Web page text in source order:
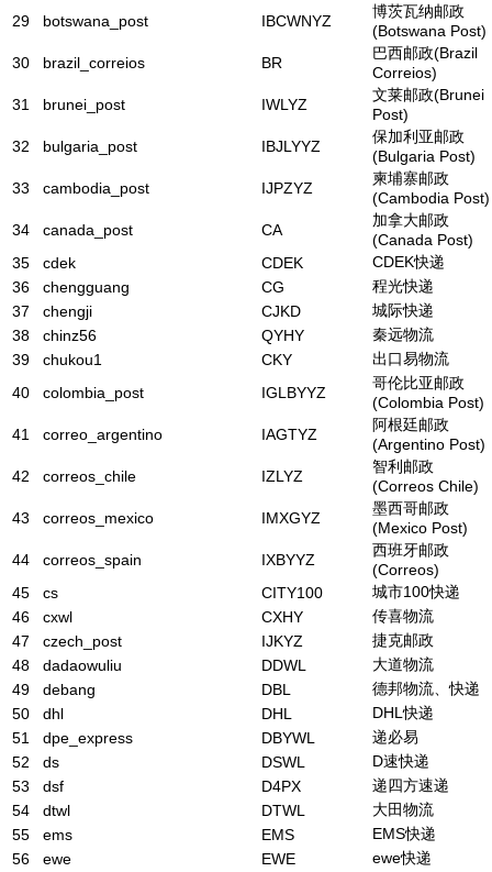
29
botswana_post IBCWNYZ
博茨瓦纳邮政
(Botswana Post)
30
brazil_correios BR
巴西邮政(Brazil
Correios)
31
brunei_post IWLYZ
文莱邮政(Brunei
Post)
32
bulgaria_post IBJLYYZ
保加利亚邮政
(Bulgaria Post)
33
cambodia_post IJPZYZ
柬埔寨邮政
(Cambodia Post)
34
canada_post CA
加拿大邮政
(Canada Post)
35
cdek CDEK
CDEK快递
36
chengguang CG
程光快递
37
chengji CJKD
城际快递
38
chinz56 QYHY
秦远物流
39
chukou1 CKY
出口易物流
40
colombia_post IGLBYYZ
哥伦比亚邮政
(Colombia Post)
41
correo_argentino IAGTYZ
阿根廷邮政
(Argentino Post)
42
correos_chile IZLYZ
智利邮政
(Correos Chile)
43
correos_mexico IMXGYZ
墨西哥邮政
(Mexico Post)
44
correos_spain IXBYYZ
西班牙邮政
(Correos)
45
cs CITY100
城市100快递
46
cxwl CXHY
传喜物流
47
czech_post IJKYZ
捷克邮政
48
dadaowuliu DDWL
大道物流
49
debang DBL
德邦物流、快递
50
dhl DHL
DHL快递
51
dpe_express DBYWL
递必易
52
ds DSWL
D速快递
53
dsf D4PX
递四方速递
54
dtwl DTWL
大田物流
55
ems EMS
EMS快递
56
ewe EWE
ewe快递